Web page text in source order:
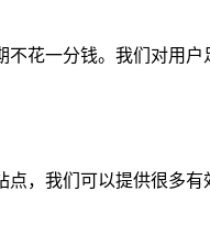
花一分钱。我们对用户
，我们可以提供很多